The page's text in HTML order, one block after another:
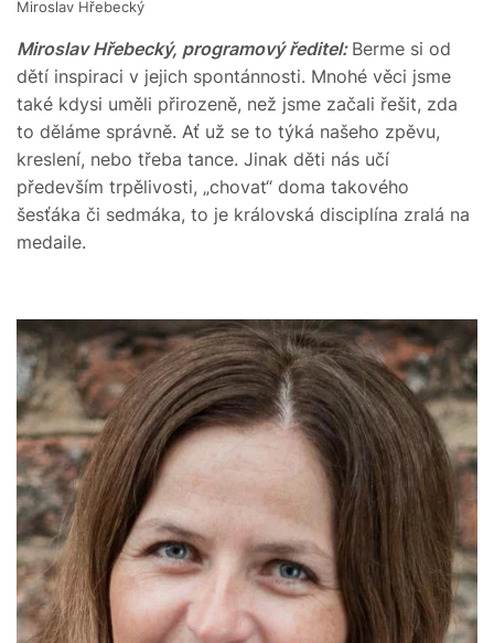
Miroslav Hřebecký
Miroslav Hřebecký, programový ředitel: Berme si od
dětí inspiraci v jejich spontánnosti. Mnohé věci jsme
také kdysi uměli přirozeně, než jsme začali řešit, zda
to děláme správně. Ať už se to týká našeho zpěvu,
kreslení, nebo třeba tance. Jinak děti nás učí
především trpělivosti, „chovat“ doma takového
šesťáka či sedmáka, to je královská disciplína zralá na
medaile.